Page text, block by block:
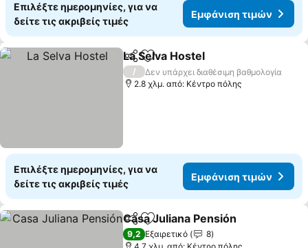
Επιλέξτε ημερομηνίες, για να
δείτε τις ακριβείς τιμές
Εμφάνιση τιμών
Κοινοποίηση
Προσθήκη στα αγαπημένα
La Selva Hostel
/
Δεν υπάρχει διαθέσιμη βαθμολογία
2.8 χλμ. από: Κέντρο πόλης
Επιλέξτε ημερομηνίες, για να
δείτε τις ακριβείς τιμές
Εμφάνιση τιμών
Κοινοποίηση
Προσθήκη στα αγαπημένα
Casa Juliana Pensión
9,2 Εξαιρετικό
8